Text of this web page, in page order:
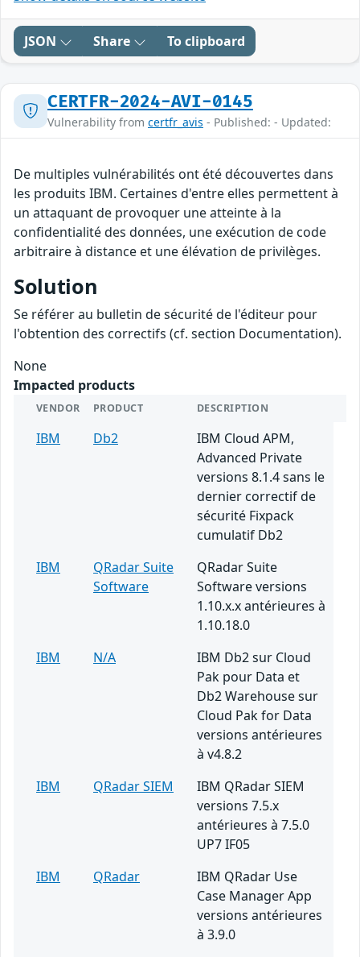
JSON Share To clipboard
CERTFR-2024-AVI-0145
Vulnerability from certfr_avis - Published: - Updated:
De multiples vulnérabilités ont été découvertes dans
les produits IBM. Certaines d'entre elles permettent à
un attaquant de provoquer une atteinte à la
confidentialité des données, une exécution de code
arbitraire à distance et une élévation de privilèges.
Solution
Se référer au bulletin de sécurité de l'éditeur pour
l'obtention des correctifs (cf. section Documentation).
None
Impacted products
VENDOR PRODUCT DESCRIPTION
IBM Db2
IBM Cloud APM,
Advanced Private
versions 8.1.4 sans le
dernier correctif de
sécurité Fixpack
cumulatif Db2
IBM
QRadar Suite
Software
QRadar Suite
Software versions
1.10.x.x antérieures à
1.10.18.0
IBM
N/A
IBM Db2 sur Cloud
Pak pour Data et
Db2 Warehouse sur
Cloud Pak for Data
versions antérieures
à v4.8.2
IBM
QRadar SIEM
IBM QRadar SIEM
versions 7.5.x
antérieures à 7.5.0
UP7 IF05
IBM
QRadar
IBM QRadar Use
Case Manager App
versions antérieures
à 3.9.0